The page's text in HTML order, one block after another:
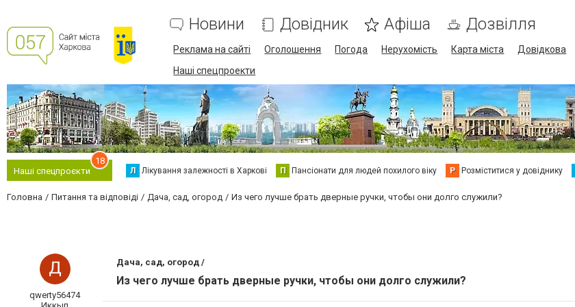
Новини Довідник Афіша Дозвілля
Реклама на сайті Оголошення Погода Нерухомість Карта міста Довідкова
Наші спецпроекти
Наші спецпроєкти
18
Л Лікування залежності в Харкові П Пансіонати для людей похилого віку Р Розміститися у довіднику
Головна Питання та відповіді Дача, сад, огород Из чего лучше брать дверные ручки, чтобы они долго служили?
qwerty56474
Дача, сад, огород /
Из чего лучше брать дверные ручки, чтобы они долго служили?